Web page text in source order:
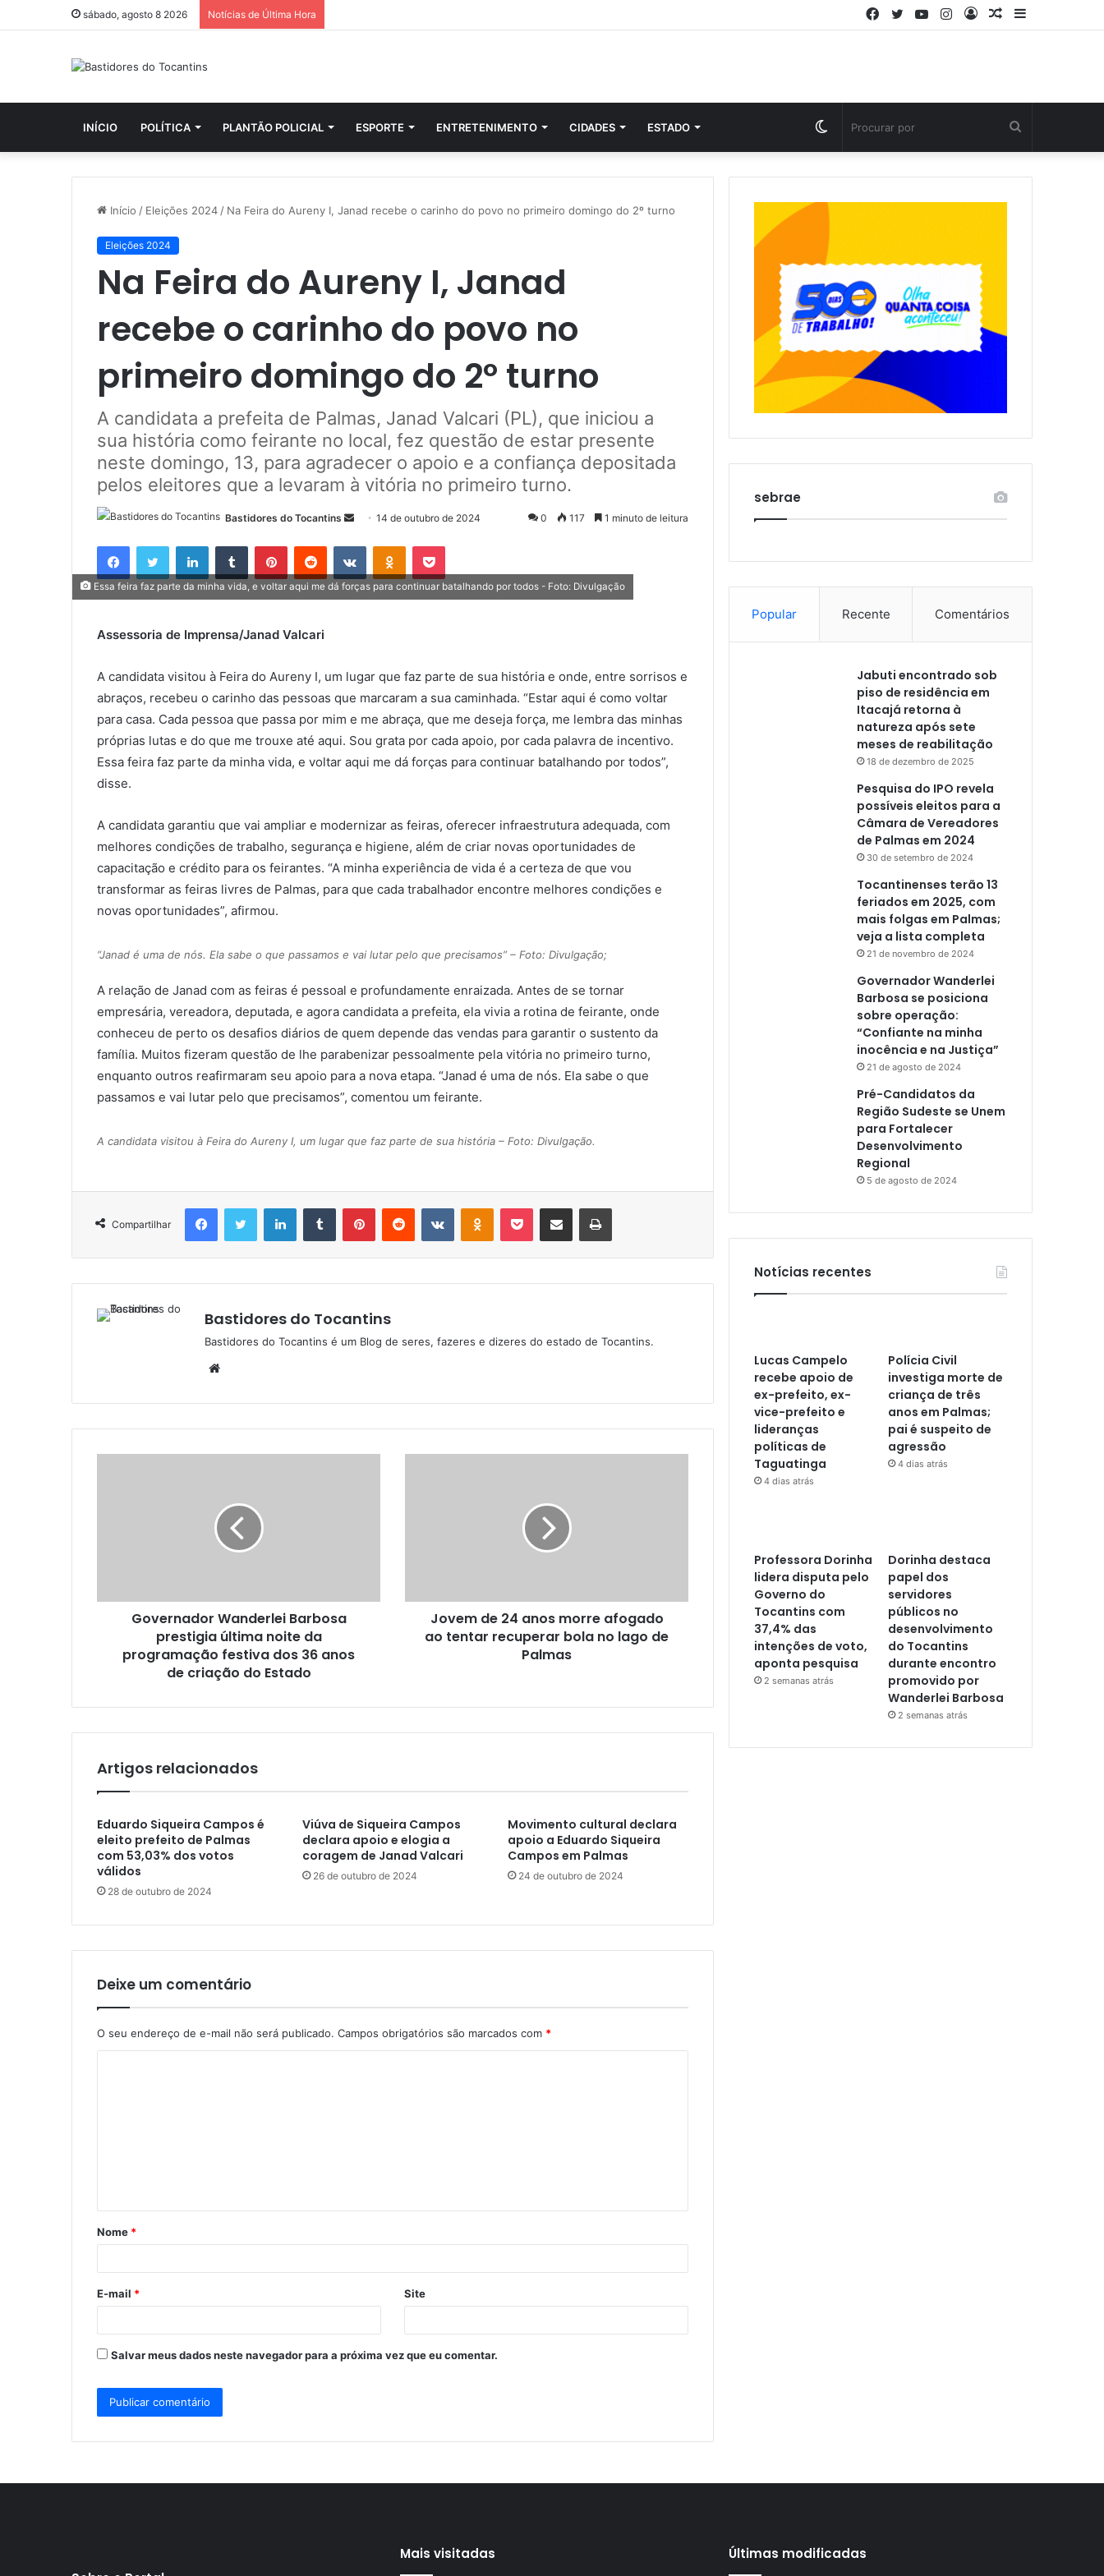
sábado, agosto 8 2026 Notícias de Última Hora
Artigo
Entrar
Instagram
YouTube
Twitter
Facebook
INÍCIO POLÍTICA PLANTÃO POLICIAL ESPORTE ENTRETENIMENTO CIDADES ESTADO
por
Switch
skin
Início / Eleições 2024 / Na Feira do Aureny I, Janad recebe o carinho do povo no primeiro domingo do 2º turno
Eleições 2024
Na Feira do Aureny I, Janad
recebe o carinho do povo no
primeiro domingo do 2º turno
A candidata a prefeita de Palmas, Janad Valcari (PL), que iniciou a
sua história como feirante no local, fez questão de estar presente
neste domingo, 13, para agradecer o apoio e a confiança depositada
pelos eleitores que a levaram à vitória no primeiro turno.
Bastidores do Tocantins
n
d
-
m
a
i
14 de outubro de 2024 0 117 1 minuto de leitura
Essa feira faz parte da minha vida, e voltar aqui me dá forças para continuar batalhando por todos - Foto: Divulgação
Assessoria de Imprensa/Janad Valcari
A candidata visitou à Feira do Aureny I, um lugar que faz parte de sua história e onde, entre sorrisos e
abraços, recebeu o carinho das pessoas que marcaram a sua caminhada. “Estar aqui é como voltar
para casa. Cada pessoa que passa por mim e me abraça, que me deseja força, me lembra das minhas
próprias lutas e do que me trouxe até aqui. Sou grata por cada apoio, por cada palavra de incentivo.
Essa feira faz parte da minha vida, e voltar aqui me dá forças para continuar batalhando por todos”,
disse.
A candidata garantiu que vai ampliar e modernizar as feiras, oferecer infraestrutura adequada, com
melhores condições de trabalho, segurança e higiene, além de criar novas oportunidades de
capacitação e crédito para os feirantes. “A minha experiência de vida é a certeza de que vou
transformar as feiras livres de Palmas, para que cada trabalhador encontre melhores condições e
novas oportunidades”, afirmou.
“Janad é uma de nós. Ela sabe o que passamos e vai lutar pelo que precisamos” – Foto: Divulgação;
A relação de Janad com as feiras é pessoal e profundamente enraizada. Antes de se tornar
empresária, vereadora, deputada, e agora candidata a prefeita, ela vivia a rotina de feirante, onde
conheceu de perto os desafios diários de quem depende das vendas para garantir o sustento da
família. Muitos fizeram questão de lhe parabenizar pessoalmente pela vitória no primeiro turno,
enquanto outros reafirmaram seu apoio para a nova etapa. “Janad é uma de nós. Ela sabe o que
passamos e vai lutar pelo que precisamos”, comentou um feirante.
A candidata visitou à Feira do Aureny I, um lugar que faz parte de sua história – Foto: Divulgação.
Compartilhar
Bastidores do Tocantins
Bastidores do Tocantins é um Blog de seres, fazeres e dizeres do estado de Tocantins.
b
s
Governador Wanderlei Barbosa
prestigia última noite da
programação festiva dos 36 anos
de criação do Estado
Jovem de 24 anos morre afogado
ao tentar recuperar bola no lago de
Palmas
Artigos relacionados
Eduardo Siqueira Campos é
eleito prefeito de Palmas
com 53,03% dos votos
válidos
28 de outubro de 2024
Viúva de Siqueira Campos
declara apoio e elogia a
coragem de Janad Valcari
26 de outubro de 2024
Movimento cultural declara
apoio a Eduardo Siqueira
Campos em Palmas
24 de outubro de 2024
Deixe um comentário
O seu endereço de e-mail não será publicado. Campos obrigatórios são marcados com *
á
r
*
Nome *
E-mail * Site
Salvar meus dados neste navegador para a próxima vez que eu comentar.
sebrae
Popular Recente Comentários
Jabuti encontrado sob
piso de residência em
Itacajá retorna à
natureza após sete
meses de reabilitação
18 de dezembro de 2025
Pesquisa do IPO revela
possíveis eleitos para a
Câmara de Vereadores
de Palmas em 2024
30 de setembro de 2024
Tocantinenses terão 13
feriados em 2025, com
mais folgas em Palmas;
veja a lista completa
21 de novembro de 2024
Governador Wanderlei
Barbosa se posiciona
sobre operação:
“Confiante na minha
inocência e na Justiça”
21 de agosto de 2024
Pré-Candidatos da
Região Sudeste se Unem
para Fortalecer
Desenvolvimento
Regional
5 de agosto de 2024
Notícias recentes
Lucas Campelo
recebe apoio de
ex-prefeito, ex-
vice-prefeito e
lideranças
políticas de
Taguatinga
4 dias atrás
Polícia Civil
investiga morte de
criança de três
anos em Palmas;
pai é suspeito de
agressão
4 dias atrás
Professora Dorinha
lidera disputa pelo
Governo do
Tocantins com
37,4% das
intenções de voto,
aponta pesquisa
2 semanas atrás
Dorinha destaca
papel dos
servidores
públicos no
desenvolvimento
do Tocantins
durante encontro
promovido por
Wanderlei Barbosa
2 semanas atrás
Mais visitadas Últimas modificadas